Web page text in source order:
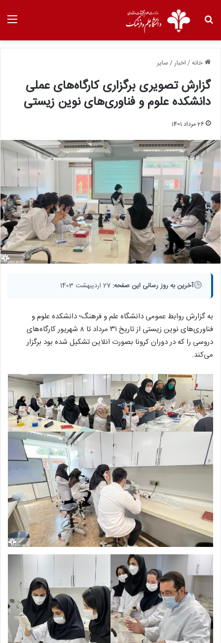
خانه/اخبار/سایر
گزارش تصویری برگزاری کارگاه‌های عملی
دانشكده علوم و فناوری‌های نوین زیستی
26 مرداد 1401
آخرین به روز رسانی این صفحه: 27 اردیبهشت 1403
به گزارش روابط عمومی دانشگاه علم و فرهنگ؛ دانشكده علوم و
فناوری‌های نوین زیستی از تاريخ ٣١ مرداد تا ٨ شهريور کارگاه‌های
دروسی را كه در دوران كرونا بصورت انلاين تشکیل شده بود برگزار
می‌کند.